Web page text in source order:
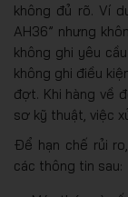
không đủ rõ. Ví
AH36” nhưng
không ghi yêu
không ghi điều
đợt. Khi hàng về
sơ kỹ thuật, việc
Để hạn chế rủi
các thông tin sau: